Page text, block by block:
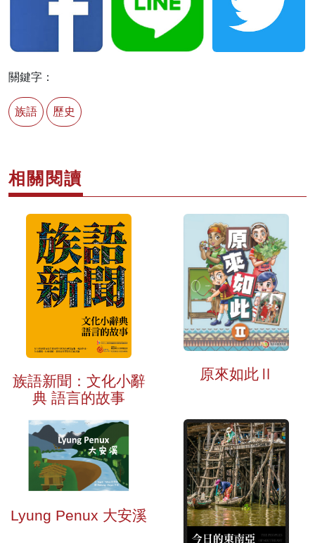
關鍵字：
族語 歷史
相關閱讀
族語新聞：文化小辭
典 語言的故事
原來如此Ⅱ
Lyung Penux 大安溪